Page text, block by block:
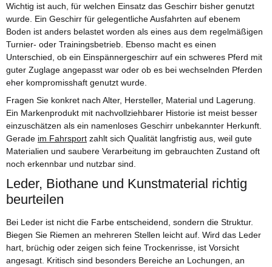
Wichtig ist auch, für welchen Einsatz das Geschirr bisher genutzt
wurde. Ein Geschirr für gelegentliche Ausfahrten auf ebenem
Boden ist anders belastet worden als eines aus dem regelmäßigen
Turnier- oder Trainingsbetrieb. Ebenso macht es einen
Unterschied, ob ein Einspännergeschirr auf ein schweres Pferd mit
guter Zuglage angepasst war oder ob es bei wechselnden Pferden
eher kompromisshaft genutzt wurde.
Fragen Sie konkret nach Alter, Hersteller, Material und Lagerung.
Ein Markenprodukt mit nachvollziehbarer Historie ist meist besser
einzuschätzen als ein namenloses Geschirr unbekannter Herkunft.
Gerade im Fahrsport zahlt sich Qualität langfristig aus, weil gute
Materialien und saubere Verarbeitung im gebrauchten Zustand oft
noch erkennbar und nutzbar sind.
Leder, Biothane und Kunstmaterial richtig
beurteilen
Bei Leder ist nicht die Farbe entscheidend, sondern die Struktur.
Biegen Sie Riemen an mehreren Stellen leicht auf. Wird das Leder
hart, brüchig oder zeigen sich feine Trockenrisse, ist Vorsicht
angesagt. Kritisch sind besonders Bereiche an Lochungen, an